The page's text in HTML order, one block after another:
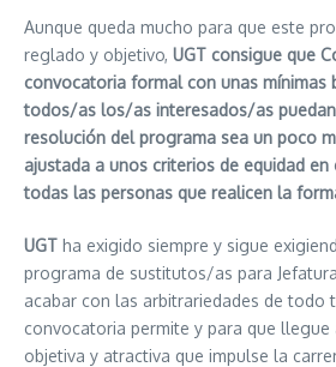
Aunque queda mucho para que este
reglado y objetivo, UGT consigue que
convocatoria formal con unas mínimas
todos/as los/as interesados/as
resolución del programa sea un poco
ajustada a unos criterios de equidad
todas las personas que realicen la
UGT ha exigido siempre y sigue
programa de sustitutos/as para
acabar con las arbitrariedades de todo
convocatoria permite y para que llegue
objetiva y atractiva que impulse la